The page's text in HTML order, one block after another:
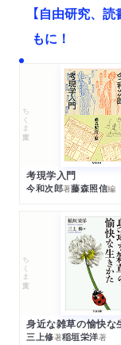
【自由研究、
もに！
ちくま文庫
考現学入門
今和次郎著藤森照信編
ちくま文庫
身近な雑草の愉快な
三上修著稲垣栄洋著